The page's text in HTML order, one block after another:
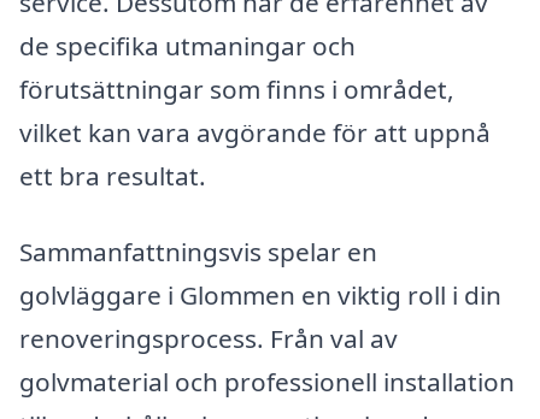
de specifika utmaningar och
förutsättningar som finns i området,
vilket kan vara avgörande för att uppnå
ett bra resultat.
Sammanfattningsvis spelar en
golvläggare i Glommen en viktig roll i din
renoveringsprocess. Från val av
golvmaterial och professionell installation